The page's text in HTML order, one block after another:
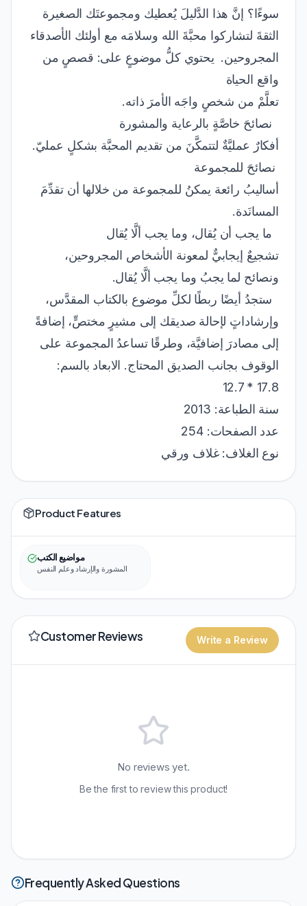
سوءًا؟ إنَّ هذا الدَّليلَ يُعطيك ومجموعتَك الصغيرة
الثقةَ لتشاركوا محبَّةَ الله وسلامَه مع أولئك الأصدقاء
المجروحين. يحتوي كلُّ موضوعٍ على: قصصٍ من
واقع الحياة
تعلَّمْ من شخصٍ واجَه الأمرَ ذاته.
نصائحَ خاصَّةٍ بالرعاية والمشورة
أفكارٌ عمليَّةٌ لتتمكَّنَ من تقديم المحبَّة بشكلٍ عمليّ.
نصائحَ للمجموعة
أساليبُ رائعة يمكنُ للمجموعة من خلالها أن تقدِّمَ
المسانَدة.
ما يجب أن يُقال، وما يجب ألَّا يُقال
تشجيعٌ إيجابيٌّ لمعونة الأشخاص المجروحين،
ونصائح لما يجبُ وما يجب ألَّا يُقال.
ستجدُ أيضًا ربطًا لكلِّ موضوع بالكتاب المقدَّس،
وإرشاداتٍ لإحالة صديقك إلى مشيرٍ مختصٍّ، إضافةً
إلى مصادرَ إضافيَّة، وطرقًا تساعدُ المجموعة على
الوقوف بجانب الصديق المحتاج. الابعاد بالسم:
17.8 * 12.7
سنة الطباعة: 2013
عدد الصفحات: 254
نوع الغلاف: غلاف ورقي
Product Features
مواضيع الكتب
المشورة والإرشاد وعلم النفس
Customer Reviews Write a Review
No reviews yet.
Be the first to review this product!
Frequently Asked Questions